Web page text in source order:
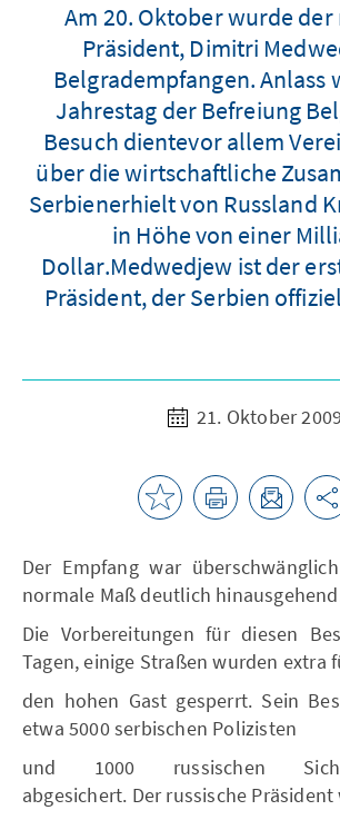
Am 20. Oktober wurde der
Präsident, Dimitri
Belgradempfangen. Anlass
Jahrestag der Befreiung
Besuch dientevor allem
über die wirtschaftliche
Serbienerhielt von Russland
in Höhe von einer
Dollar.Medwedjew ist der
Präsident, der Serbien
21. Oktober 2009
Der Empfang war
normale Maß deutlich
Die Vorbereitungen für diesen
Tagen, einige Straßen wurden extra
den hohen Gast gesperrt. Sein
etwa 5000 serbischen Polizisten
und 1000 russischen
abgesichert. Der russische Präsident